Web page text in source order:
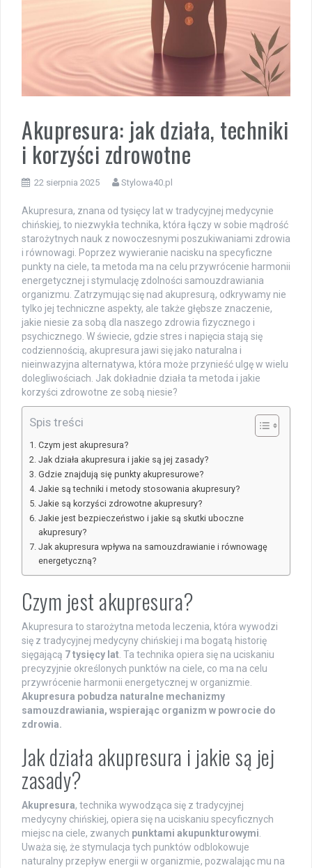
Akupresura: jak działa, techniki
i korzyści zdrowotne
22 sierpnia 2025 Stylowa40.pl
Akupresura, znana od tysięcy lat w tradycyjnej medycynie
chińskiej, to niezwykła technika, która łączy w sobie mądrość
starożytnych nauk z nowoczesnymi poszukiwaniami zdrowia
i równowagi. Poprzez wywieranie nacisku na specyficzne
punkty na ciele, ta metoda ma na celu przywrócenie harmonii
energetycznej i stymulację zdolności samouzdrawiania
organizmu. Zatrzymując się nad akupresurą, odkrywamy nie
tylko jej techniczne aspekty, ale także głębsze znaczenie,
jakie niesie za sobą dla naszego zdrowia fizycznego i
psychicznego. W świecie, gdzie stres i napięcia stają się
codziennością, akupresura jawi się jako naturalna i
nieinwazyjna alternatywa, która może przynieść ulgę w wielu
dolegliwościach. Jak dokładnie działa ta metoda i jakie
korzyści zdrowotne ze sobą niesie?
Spis treści
Czym jest akupresura?
Jak działa akupresura i jakie są jej zasady?
Gdzie znajdują się punkty akupresurowe?
Jakie są techniki i metody stosowania akupresury?
Jakie są korzyści zdrowotne akupresury?
Jakie jest bezpieczeństwo i jakie są skutki uboczne
akupresury?
Jak akupresura wpływa na samouzdrawianie i równowagę
energetyczną?
Czym jest akupresura?
Akupresura to starożytna metoda leczenia, która wywodzi
się z tradycyjnej medycyny chińskiej i ma bogatą historię
sięgającą 7 tysięcy lat . Ta technika opiera się na uciskaniu
precyzyjnie określonych punktów na ciele, co ma na celu
przywrócenie harmonii energetycznej w organizmie.
Akupresura pobudza naturalne mechanizmy
samouzdrawiania, wspierając organizm w powrocie do
zdrowia.
Jak działa akupresura i jakie są jej
zasady?
Akupresura, technika wywodząca się z tradycyjnej
medycyny chińskiej, opiera się na uciskaniu specyficznych
miejsc na ciele, zwanych punktami akupunkturowymi
Uważa się, że stymulacja tych punktów odblokowuje
naturalny przepływ energii w organizmie, pozwalając mu na